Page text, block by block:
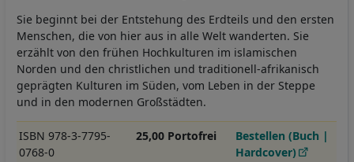
Sie beginnt bei der Entstehung des Erdteils und den ersten
Menschen, die von hier aus in alle Welt wanderten. Sie
erzählt von den frühen Hochkulturen im islamischen
Norden und den christlichen und traditionell-afrikanisch
geprägten Kulturen im Süden, vom Leben in der Steppe
und in den modernen Großstädten.
ISBN 978-3-7795-
0768-0
25,00 Portofrei
Bestellen (Buch |
Hardcover)